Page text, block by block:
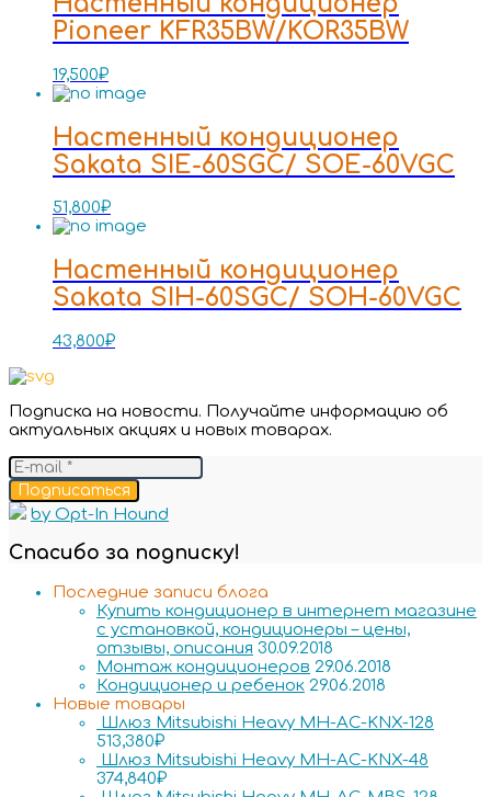
Pioneer KFR35BW/KOR35BW
19,500₽
Настенный кондиционер
Sakata SIE-60SGC/ SOE-60VGC
51,800₽
Настенный кондиционер
Sakata SIH-60SGC/ SOH-60VGC
43,800₽
Подписка на новости. Получайте информацию об
актуальных акциях и новых товарах.
Подписаться
by Opt-In Hound
Спасибо за подписку!
Последние записи блога
Купить кондиционер в интернет магазине
с установкой, кондиционеры – цены,
отзывы, описания 30.09.2018
Монтаж кондиционеров 29.06.2018
Кондиционер и ребенок 29.06.2018
Новые товары
Шлюз Mitsubishi Heavy MH-AC-KNX-128
513,380₽
Шлюз Mitsubishi Heavy MH-AC-KNX-48
374,840₽